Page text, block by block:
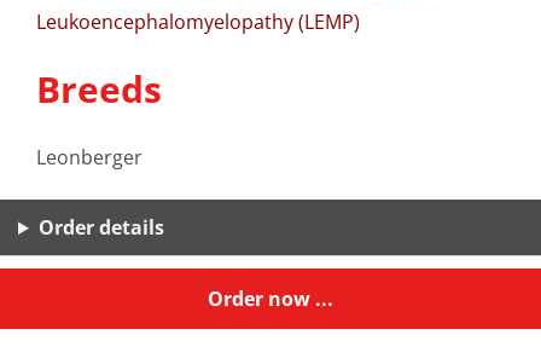
Leukoencephalomyelopathy (LEMP)
Breeds
Leonberger
Order details
Order now ...